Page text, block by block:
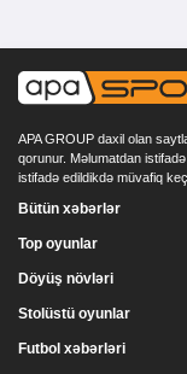
APA GROUP daxil olan
qorunur. Məlumatdan
istifadə edildikdə müvafiq
Bütün xəbərlər
Top oyunlar
Döyüş növləri
Stolüstü oyunlar
Futbol xəbərləri